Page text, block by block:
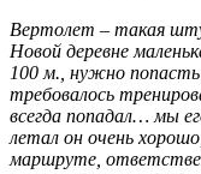
Вертолет – такая
Новой деревне
100 м., нужно
требовалось
всегда попадал… мы
летал он очень
маршруте,